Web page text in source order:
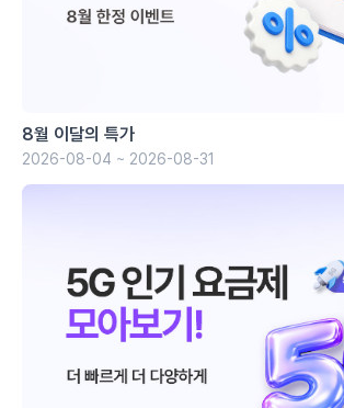
8월 이달의 특가
2026-08-04 ~ 2026-08-31